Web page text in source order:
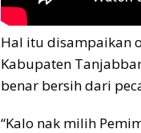
Hal itu disampaikan
Kabupaten
benar bersih dari
“Kalo nak milih